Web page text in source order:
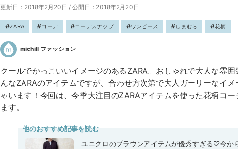
更新日：2018年2月20日 / 公開日：2018年2月20日
ZARA コーデ コーデスナップ ワンピース しまむら 花柄
michill ファッション
クールでかっこいいイメージのあるZARA。おしゃれで大人な雰囲
んなZARAのアイテムですが、合わせ方次第で大人ガーリーなイメ
ゃいます！今回は、今季大注目のZARAアイテムを使った花柄コー
ます。
他のおすすめ記事を読む
ユニクロのブラウンアイテムが優秀すぎる♡今か